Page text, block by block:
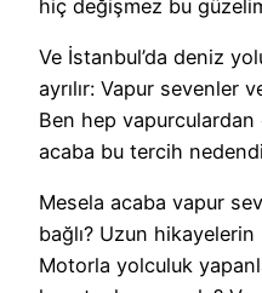
hiç değişmez bu
Ve İstanbul’da deniz
ayrılır: Vapur sevenler
Ben hep
acaba bu tercih
Mesela acaba vapur
bağlı? Uzun hikayelerin
Motorla yolculuk